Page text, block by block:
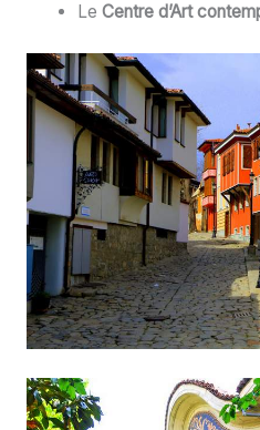
LeCentre d’Art